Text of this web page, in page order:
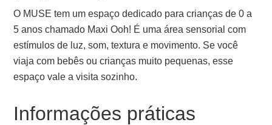
O MUSE tem um espaço dedicado para crianças de 0 a
5 anos chamado Maxi Ooh! É uma área sensorial com
estímulos de luz, som, textura e movimento. Se você
viaja com bebês ou crianças muito pequenas, esse
espaço vale a visita sozinho.
Informações práticas